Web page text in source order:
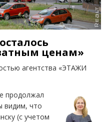
ценам»
агентства «ЭТАЖИ
продолжал
видим, что
(с учетом